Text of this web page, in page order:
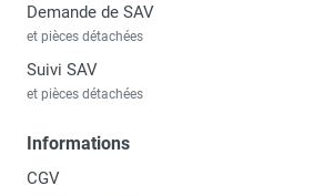
Demande de SAV
et pièces détachées
Suivi SAV
et pièces détachées
Informations
CGV